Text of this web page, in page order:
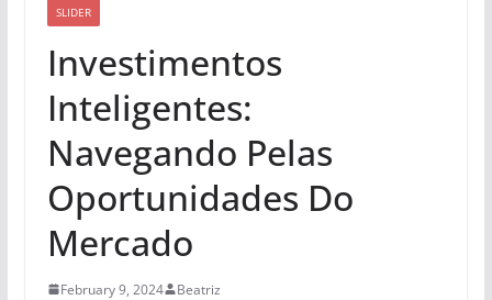
SLIDER
Investimentos
Inteligentes:
Navegando Pelas
Oportunidades Do
Mercado
February 9, 2024 Beatriz